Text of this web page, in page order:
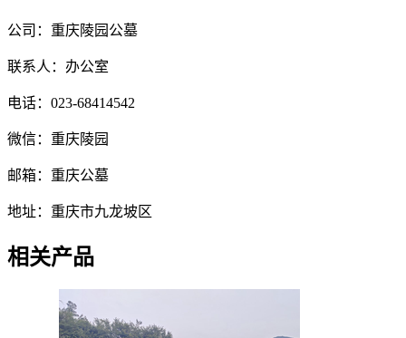
公司：重庆陵园公墓
联系人：办公室
电话：023-68414542
微信：重庆陵园
邮箱：重庆公墓
地址：重庆市九龙坡区
相关产品